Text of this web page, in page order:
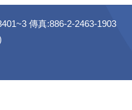
傳真:886-2-2463-1903